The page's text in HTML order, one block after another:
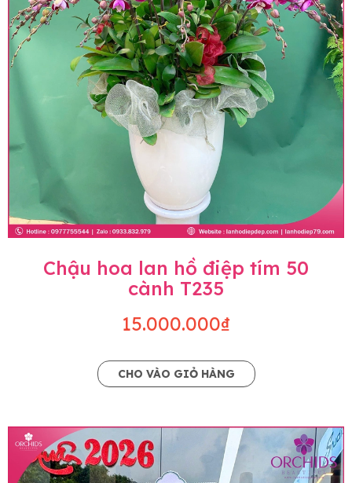
Chậu hoa lan hồ điệp tím 50
cành T235
15.000.000₫
CHO VÀO GIỎ HÀNG